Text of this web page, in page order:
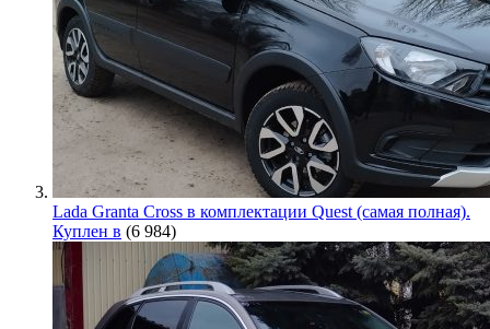
Lada Granta Cross в комплектации Quest (самая полная).
Куплен в (6 984)